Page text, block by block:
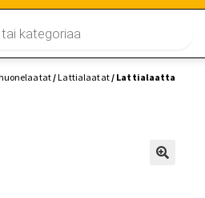
/Lattialaatat/ Lattialaatta